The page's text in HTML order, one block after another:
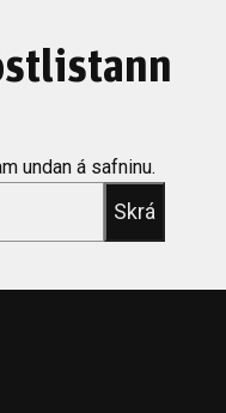
undan á safninu.